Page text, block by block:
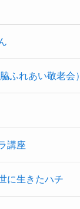
ふれあい敬老会）
講座
に生きたハチ